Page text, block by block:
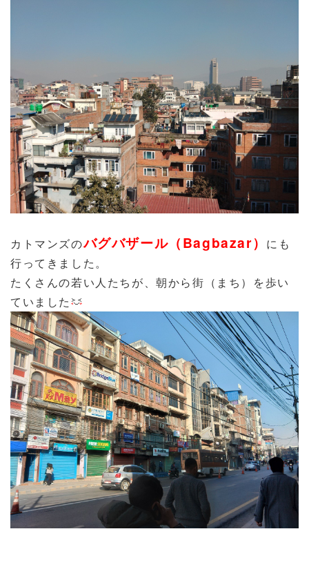
カトマンズのバグバザール（Bagbazar） にも
行ってきました。
たくさんの若い人たちが、朝から街（まち）を歩い
ていました